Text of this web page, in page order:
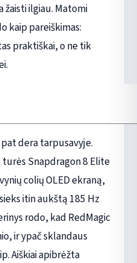
žaisti ilgiau. Matomi
kaip pareiškimas:
praktiškai, o ne tik
dera tarpusavyje.
Snapdragon 8 Elite
colių OLED ekraną,
itin aukštą 185 Hz
rodo, kad RedMagic
ir ypač sklandaus
Aiškiai apibrėžta